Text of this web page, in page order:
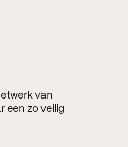
van
een zo veilig